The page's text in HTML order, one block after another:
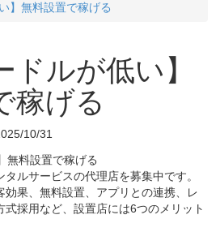
】無料設置で稼げる
ドルが低い】
稼げる
10/31
ルサービスの代理店を募集中です。
効果、無料設置、アプリとの連携、レ
採用など、設置店には6つのメリット